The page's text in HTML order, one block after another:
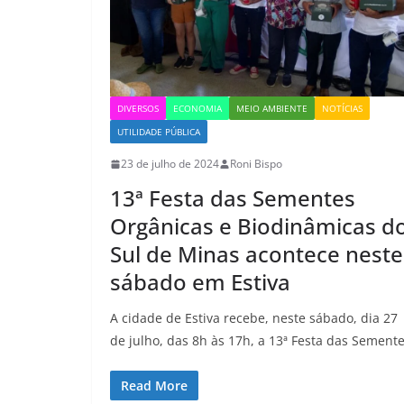
DIVERSOS ECONOMIA MEIO AMBIENTE
NOTÍCIAS
UTILIDADE PÚBLICA
23 de julho de 2024 Roni Bispo
13ª Festa das Sementes
Orgânicas e Biodinâmicas
Sul de Minas acontece neste
sábado em Estiva
A cidade de Estiva recebe, neste sábado, dia 27
de julho, das 8h às 17h, a 13ª Festa das
Read More